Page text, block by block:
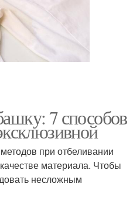
7 способов
при отбеливании
материала. Чтобы
несложным